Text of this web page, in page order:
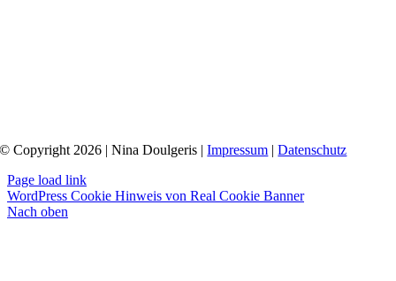
© Copyright 2026 | Nina Doulgeris |Impressum |Datenschutz
Page load link
WordPress Cookie Hinweis von Real Cookie Banner
Nach oben